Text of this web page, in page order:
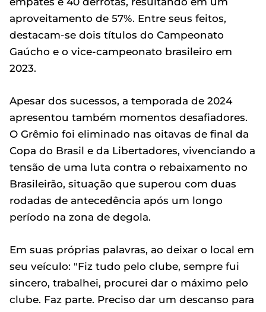
aproveitamento de 57%. Entre seus feitos,
destacam-se dois títulos do Campeonato
Gaúcho e o vice-campeonato brasileiro em
2023.
Apesar dos sucessos, a temporada de 2024
apresentou também momentos desafiadores.
O Grêmio foi eliminado nas oitavas de final da
Copa do Brasil e da Libertadores, vivenciando a
tensão de uma luta contra o rebaixamento no
Brasileirão, situação que superou com duas
rodadas de antecedência após um longo
período na zona de degola.
Em suas próprias palavras, ao deixar o local em
seu veículo: "Fiz tudo pelo clube, sempre fui
sincero, trabalhei, procurei dar o máximo pelo
clube. Faz parte. Preciso dar um descanso para